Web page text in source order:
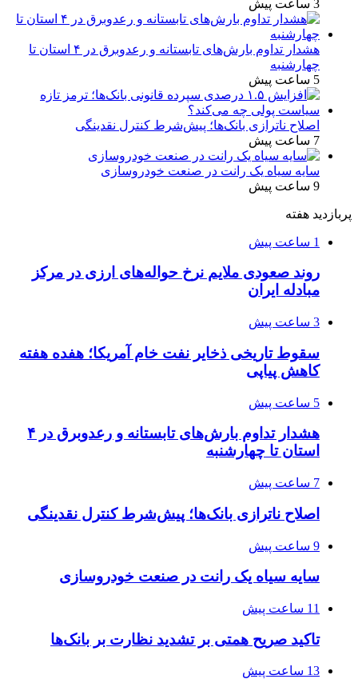
3 ساعت پیش
هشدار تداوم بارش‌های تابستانه و رعدوبرق در ۴ استان تا
چهارشنبه
5 ساعت پیش
اصلاح ناترازی بانک‌ها؛ پیش‌شرط کنترل نقدینگی
7 ساعت پیش
سایه سیاه یک رانت در صنعت خودروسازی
9 ساعت پیش
پربازدید هفته
1 ساعت پیش
روند صعودی ملایم نرخ حواله‌های ارزی در مرکز
مبادله ایران
3 ساعت پیش
سقوط تاریخی ذخایر نفت خام آمریکا؛ هفده هفته
کاهش پیاپی
5 ساعت پیش
هشدار تداوم بارش‌های تابستانه و رعدوبرق در ۴
استان تا چهارشنبه
7 ساعت پیش
اصلاح ناترازی بانک‌ها؛ پیش‌شرط کنترل نقدینگی
9 ساعت پیش
سایه سیاه یک رانت در صنعت خودروسازی
11 ساعت پیش
تاکید صریح همتی بر تشدید نظارت بر بانک‌ها
13 ساعت پیش